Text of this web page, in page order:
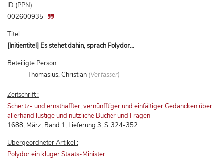
ID (PPN) :
002600935
Titel :
[Initientitel] Es stehet dahin, sprach Polydor...
Beteiligte Person :
Thomasius, Christian (Verfasser)
Zeitschrift :
Schertz- und ernsthaffter, vernünfftiger und einfältiger Gedancken über
allerhand lustige und nützliche Bücher und Fragen
1688, März, Band 1, Lieferung 3, S. 324-352
Übergeordneter Artikel :
Polydor ein kluger Staats-Minister...